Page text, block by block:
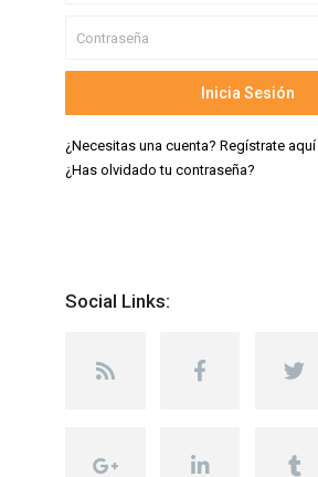
Inicia Sesión
¿Necesitas una cuenta? Regístrate aquí
¿Has olvidado tu contraseña?
Social Links: